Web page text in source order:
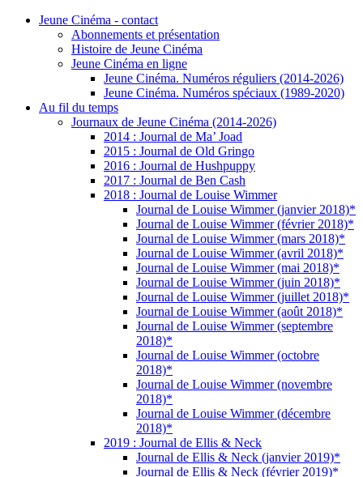
Jeune Cinéma - contact
Abonnements et présentation
Histoire de Jeune Cinéma
Jeune Cinéma en ligne
Jeune Cinéma. Numéros réguliers (2014-2026)
Jeune Cinéma. Numéros spéciaux (1989-2020)
Au fil du temps
Journaux de Jeune Cinéma (2014-2026)
2014 : Journal de Ma’ Joad
2015 : Journal de Old Gringo
2016 : Journal de Hushpuppy
2017 : Journal de Ben Cash
2018 : Journal de Louise Wimmer
Journal de Louise Wimmer (janvier 2018)*
Journal de Louise Wimmer (février 2018)*
Journal de Louise Wimmer (mars 2018)*
Journal de Louise Wimmer (avril 2018)*
Journal de Louise Wimmer (mai 2018)*
Journal de Louise Wimmer (juin 2018)*
Journal de Louise Wimmer (juillet 2018)*
Journal de Louise Wimmer (août 2018)*
Journal de Louise Wimmer (septembre
2018)*
Journal de Louise Wimmer (octobre
2018)*
Journal de Louise Wimmer (novembre
2018)*
Journal de Louise Wimmer (décembre
2018)*
2019 : Journal de Ellis & Neck
Journal de Ellis & Neck (janvier 2019)*
Journal de Ellis & Neck (février 2019)*